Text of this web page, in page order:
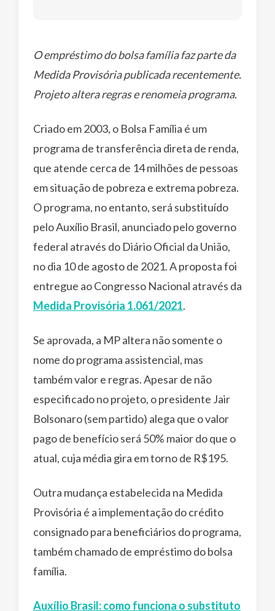
O empréstimo do bolsa família faz parte da
Medida Provisória publicada recentemente.
Projeto altera regras e renomeia programa.
Criado em 2003, o Bolsa Família é um
programa de transferência direta de renda,
que atende cerca de 14 milhões de pessoas
em situação de pobreza e extrema pobreza.
O programa, no entanto, será substituído
pelo Auxílio Brasil, anunciado pelo governo
federal através do Diário Oficial da União,
no dia 10 de agosto de 2021. A proposta foi
entregue ao Congresso Nacional através da
Medida Provisória 1.061/2021.
Se aprovada, a MP altera não somente o
nome do programa assistencial, mas
também valor e regras. Apesar de não
especificado no projeto, o presidente Jair
Bolsonaro (sem partido) alega que o valor
pago de benefício será 50% maior do que o
atual, cuja média gira em torno de R$195.
Outra mudança estabelecida na Medida
Provisória é a implementação do crédito
consignado para beneficiários do programa,
também chamado de empréstimo do bolsa
família.
Auxílio Brasil: como funciona o substituto